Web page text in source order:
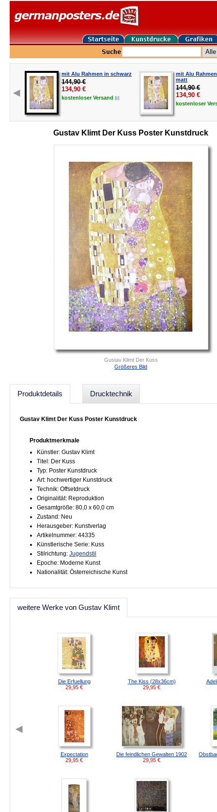
mit Alu Rahmen in schwarz
144,90 €
134,90 €
kostenloserVersand [i]
mit Alu
matt
144,90 €
134,90 €
kostenloser
Gustav Klimt Der Kuss Poster Kunstdruck
Gustav Klimt Der Kuss
Größeres Bild
Produktdetails Drucktechnik
Gustav Klimt Der Kuss Poster Kunstdruck
Produktmerkmale
Künstler: Gustav Klimt
Titel: Der Kuss
Typ: Poster Kunstdruck
Art: hochwertiger Kunstdruck
Technik: Offsetdruck
Originalität: Reproduktion
Gesamtgröße: 80,0 x 60,0 cm
Zustand: Neu
Herausgeber: Kunstverlag
Artikelnummer: 44335
Künstlerische Serie: Kuss
Stilrichtung: Jugendstil
Epoche: Moderne Kunst
Nationalität: Österreichische Kunst
weitere Werke von Gustav Klimt
Die Erfuellung
29,95 €
The Kiss (28x36cm)
29,95 €
Expectation
29,95 €
Die feindlichen Gewalten 1902
29,95 €